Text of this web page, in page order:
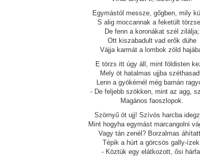
Egymástól messze, gőgben, mily
S alig moccannak a feketült
De fenn a koronákat szél zilálja;
Ott kiszabadult vad erők dühe
Vájja karmát a lombok zöld
E törzs itt úgy áll, mint földisten
Mely öt hatalmas ujjba
Lenn a gyökérnél még barnán
- De feljebb szökken, mint az agg,
Magános faoszlopok.
Szörnyű öt ujj! Szívós harcba
Mint hogyha egymást marcangolni
Vagy tán zenél? Borzalmas
Tépik a húrt a görcsös gally-
- Köztük egy elátkozott, ősi